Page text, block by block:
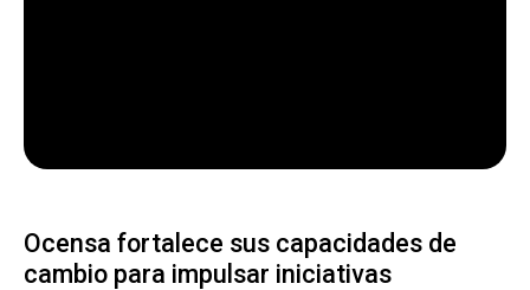
Ocensa fortalece sus capacidades de
cambio para impulsar iniciativas